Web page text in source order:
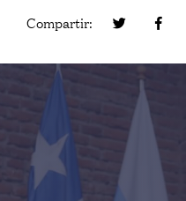
Compartir: